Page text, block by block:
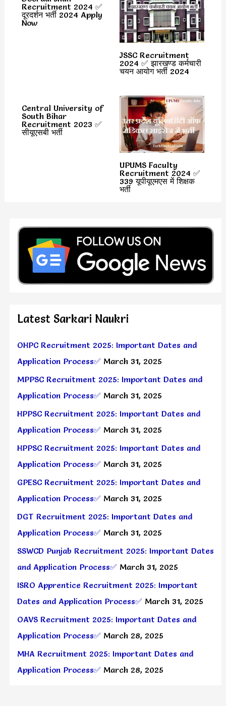
Recruitment 2024 ✅
दूरदर्शन भर्ती 2024 Apply
Now
JSSC Recruitment
2024 ✅ झारखण्ड कर्मचारी
चयन आयोग भर्ती 2024
Central University of
South Bihar
Recruitment 2023 ✅
सीयूएसबी भर्ती
UPUMS Faculty
Recruitment 2024 ✅
339 यूपीयूएमएस में शिक्षक
भर्ती
Latest Sarkari Naukri
OHPC Recruitment 2025: Important Dates and
Application Process✅ March 31, 2025
MPPSC Recruitment 2025: Important Dates and
Application Process✅ March 31, 2025
HPPSC Recruitment 2025: Important Dates and
Application Process✅ March 31, 2025
HPPSC Recruitment 2025: Important Dates and
Application Process✅ March 31, 2025
GPESC Recruitment 2025: Important Dates and
Application Process✅ March 31, 2025
DGT Recruitment 2025: Important Dates and
Application Process✅ March 31, 2025
SSWCD Punjab Recruitment 2025: Important Dates
and Application Process✅ March 31, 2025
ISRO Apprentice Recruitment 2025: Important
Dates and Application Process✅ March 31, 2025
OAVS Recruitment 2025: Important Dates and
Application Process✅ March 28, 2025
MHA Recruitment 2025: Important Dates and
Application Process✅ March 28, 2025